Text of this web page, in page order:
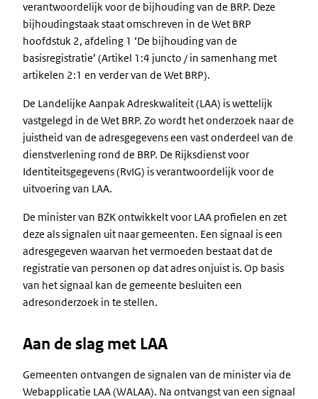
verantwoordelijk voor de bijhouding van de BRP. Deze
bijhoudingstaak staat omschreven in de Wet BRP
hoofdstuk 2, afdeling 1 ‘De bijhouding van de
basisregistratie’ (Artikel 1:4 juncto / in samenhang met
artikelen 2:1 en verder van de Wet BRP).
De Landelijke Aanpak Adreskwaliteit (LAA) is wettelijk
vastgelegd in de Wet BRP. Zo wordt het onderzoek naar de
juistheid van de adresgegevens een vast onderdeel van de
dienstverlening rond de BRP. De Rijksdienst voor
Identiteitsgegevens (RvIG) is verantwoordelijk voor de
uitvoering van LAA.
De minister van BZK ontwikkelt voor LAA profielen en zet
deze als signalen uit naar gemeenten. Een signaal is een
adresgegeven waarvan het vermoeden bestaat dat de
registratie van personen op dat adres onjuist is. Op basis
van het signaal kan de gemeente besluiten een
adresonderzoek in te stellen.
Aan de slag met LAA
Gemeenten ontvangen de signalen van de minister via de
Webapplicatie LAA (WALAA). Na ontvangst van een signaal